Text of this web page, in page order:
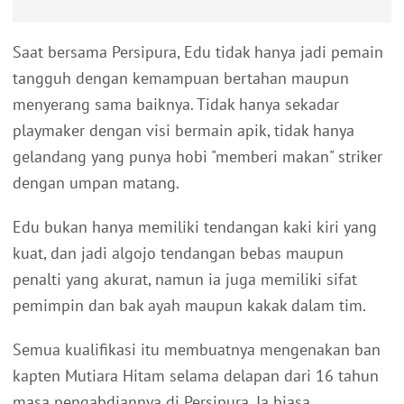
Saat bersama Persipura, Edu tidak hanya jadi pemain
tangguh dengan kemampuan bertahan maupun
menyerang sama baiknya. Tidak hanya sekadar
playmaker dengan visi bermain apik, tidak hanya
gelandang yang punya hobi "memberi makan" striker
dengan umpan matang.
Edu bukan hanya memiliki tendangan kaki kiri yang
kuat, dan jadi algojo tendangan bebas maupun
penalti yang akurat, namun ia juga memiliki sifat
pemimpin dan bak ayah maupun kakak dalam tim.
Semua kualifikasi itu membuatnya mengenakan ban
kapten Mutiara Hitam selama delapan dari 16 tahun